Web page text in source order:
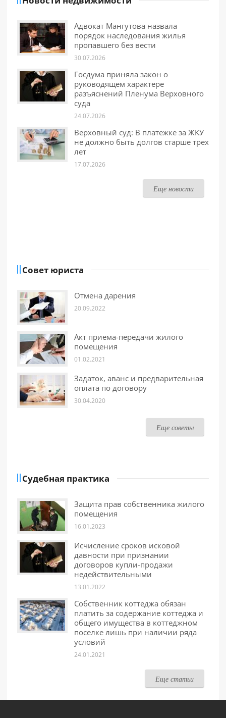
Адвокат Мангутова назвала
порядок наследования жилья
пропавшего без вести
30.07.2026
Госдума приняла закон о
руководящем характере
разъяснений Пленума Верховного
суда
24.07.2026
Верховный суд: В платежке за ЖКУ
не должно быть долгов старше трех
лет
17.07.2026
Еще новости
Совет юриста
Отмена дарения
20.09.2022
Акт приема-передачи жилого
помещения
01.02.2021
Задаток, аванс и предварительная
оплата по договору
30.04.2020
Еще советы
Судебная практика
Защита прав собственника жилого
помещения
16.01.2023
Исчисление сроков исковой
давности при признании
договоров купли-продажи
недействительными
13.01.2022
Собственник коттеджа обязан
платить за содержание коттеджа и
общего имущества в коттеджном
поселке лишь при наличии ряда
условий
24.01.2021
Еще статьи